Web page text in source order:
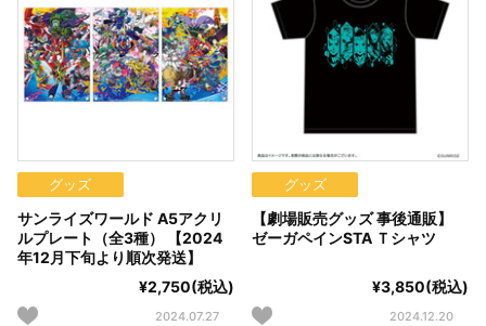
グッズ
サンライズワールド A5アクリ
ルプレート（全3種） 【2024
年12月下旬より順次発送】
¥2,750(税込)
2024.07.27
グッズ
【劇場販売グッズ 事後通販】
ゼーガペインSTA Ｔシャツ
¥3,850(税込)
2024.12.20